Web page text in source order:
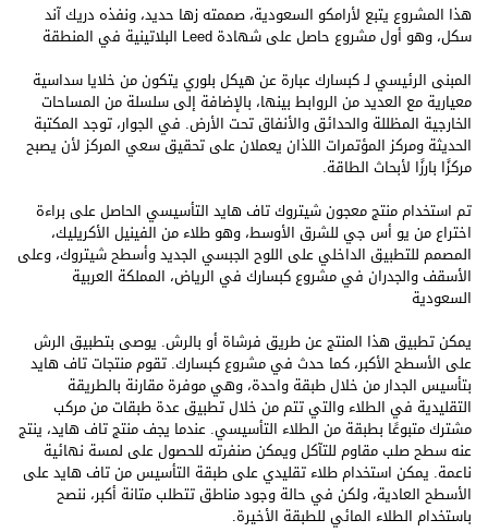
هذا المشروع يتبع لأرامكو السعودية، صممته زها حديد، ونفذه دريك آند
سكل، وهو أول مشروع حاصل على شهادة Leed البلاتينية في المنطقة
المبنى الرئيسي لـ كبسارك عبارة عن هيكل بلوري يتكون من خلايا سداسية
معيارية مع العديد من الروابط بينها، بالإضافة إلى سلسلة من المساحات
الخارجية المظللة والحدائق والأنفاق تحت الأرض. في الجوار، توجد المكتبة
الحديثة ومركز المؤتمرات اللذان يعملان على تحقيق سعي المركز لأن يصبح
مركزًا بارزًا لأبحاث الطاقة.
تم استخدام منتج معجون شيتروك تاف هايد التأسيسي الحاصل على براءة
اختراع من يو أس جي للشرق الأوسط، وهو طلاء من الفينيل الأكريليك،
المصمم للتطبيق الداخلي على اللوح الجبسي الجديد وأسطح شيتروك، وعلى
الأسقف والجدران في مشروع كبسارك في الرياض، المملكة العربية
السعودية
يمكن تطبيق هذا المنتج عن طريق فرشاة أو بالرش. يوصى بتطبيق الرش
على الأسطح الأكبر، كما حدث في مشروع كبسارك. تقوم منتجات تاف هايد
بتأسيس الجدار من خلال طبقة واحدة، وهي موفرة مقارنة بالطريقة
التقليدية في الطلاء والتي تتم من خلال تطبيق عدة طبقات من مركب
مشترك متبوعًا بطبقة من الطلاء التأسيسي. عندما يجف منتج تاف هايد، ينتج
عنه سطح صلب مقاوم للتآكل ويمكن صنفرته للحصول على لمسة نهائية
ناعمة. يمكن استخدام طلاء تقليدي على طبقة التأسيس من تاف هايد على
الأسطح العادية، ولكن في حالة وجود مناطق تتطلب متانة أكبر، ننصح
باستخدام الطلاء المائي للطبقة الأخيرة.